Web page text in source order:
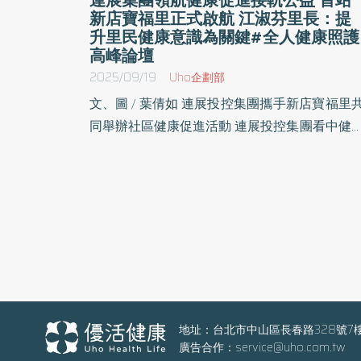
新店寶福里正式啟航 江淑芬里長：提
升里民健康意識為關鍵#全人健康照護
高峰論壇
2025/09/19 Uho企劃部
文、圖 / 葉倩如 連展投控集團攜手新店寶福里共
同舉辦社區健康促進活動 連展投控集團看中健康
諮詢，由連展志工協助所設置的免費健康檢
站，檢測項目包含代謝症候群檢測、肌少症風
檢測、骨質密度檢測以及足弓足壓檢測，協助里
地址：台北市中山區長春路328號7
廣告合作： service@uho.com.tw